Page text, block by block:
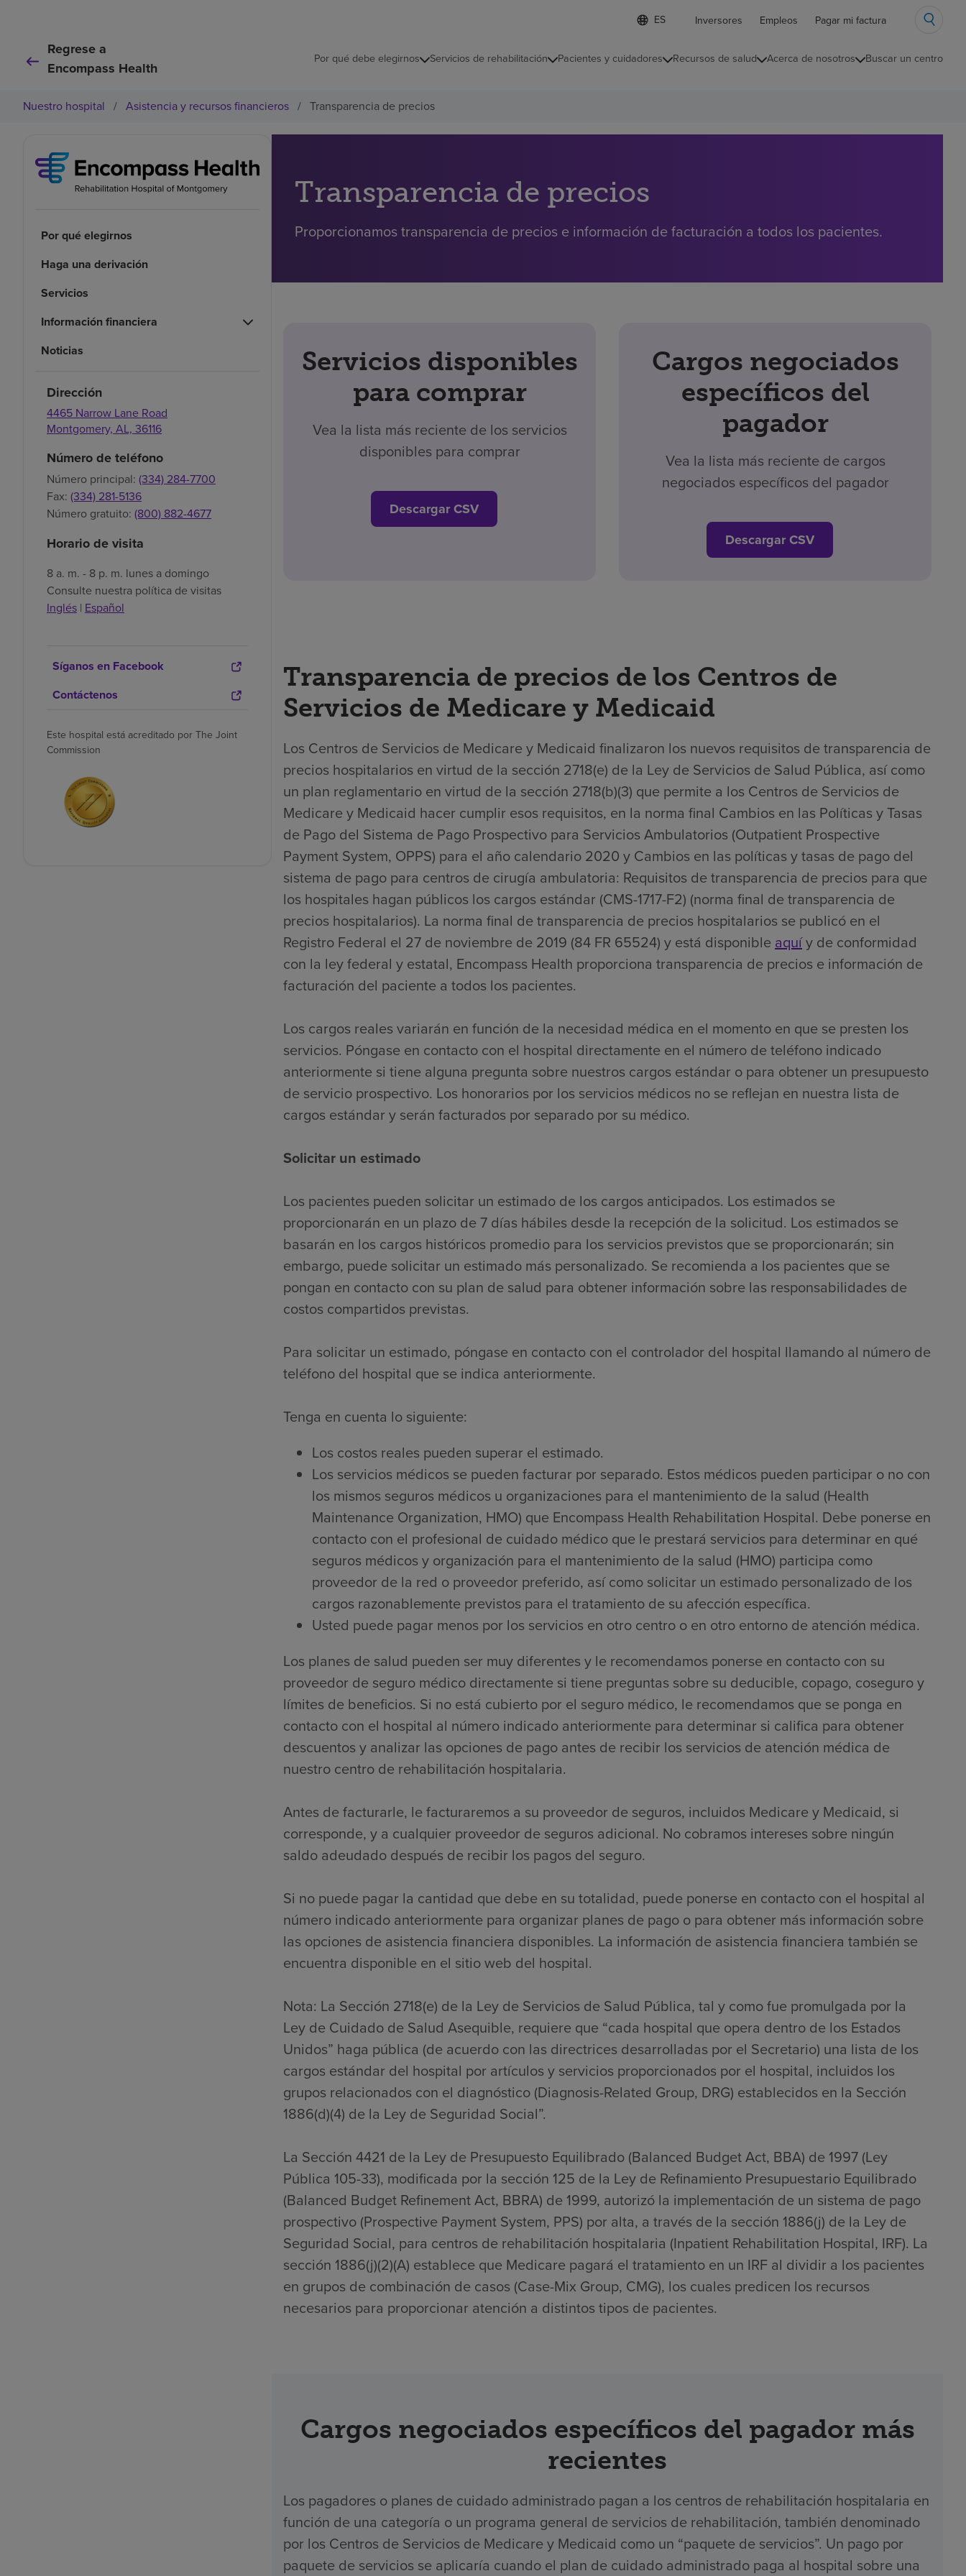
Lista
de
contraída
d
o
e
o
n
d
Inversores Empleos Pagar mi factura
Regrese a
Encompass Health
Por qué debe elegirnos Servicios de rehabilitación Pacientes y cuidadores Recursos de salud Acerca de nosotros Buscar un centro
Nuestro hospital / Asistencia y recursos financieros / Transparencia de precios
Por qué elegirnos
Haga una derivación
Servicios
Información financiera
Noticias
Dirección
4465 Narrow Lane Road
Montgomery, AL, 36116
Número de teléfono
Número principal: (334) 284-7700
Fax: (334) 281-5136
Número gratuito: (800) 882-4677
Horario de visita
8 a. m. - 8 p. m. lunes a domingo
Consulte nuestra política de visitas
Inglés | Español
Síganos en Facebook
Contáctenos
Este hospital está acreditado por The Joint
Commission
Transparencia de precios
Proporcionamos transparencia de precios e información de facturación a todos los pacientes.
Servicios disponibles
para comprar
Vea la lista más reciente de los servicios
disponibles para comprar
Descargar CSV
Cargos negociados
específicos del
pagador
Vea la lista más reciente de cargos
negociados específicos del pagador
Descargar CSV
Transparencia de precios de los Centros de
Servicios de Medicare y Medicaid
Los Centros de Servicios de Medicare y Medicaid finalizaron los nuevos requisitos de transparencia de
precios hospitalarios en virtud de la sección 2718(e) de la Ley de Servicios de Salud Pública, así como
un plan reglamentario en virtud de la sección 2718(b)(3) que permite a los Centros de Servicios de
Medicare y Medicaid hacer cumplir esos requisitos, en la norma final Cambios en las Políticas y Tasas
de Pago del Sistema de Pago Prospectivo para Servicios Ambulatorios (Outpatient Prospective
Payment System, OPPS) para el año calendario 2020 y Cambios en las políticas y tasas de pago del
sistema de pago para centros de cirugía ambulatoria: Requisitos de transparencia de precios para que
los hospitales hagan públicos los cargos estándar (CMS-1717-F2) (norma final de transparencia de
precios hospitalarios). La norma final de transparencia de precios hospitalarios se publicó en el
Registro Federal el 27 de noviembre de 2019 (84 FR 65524) y está disponibleaquíy de conformidad
con la ley federal y estatal, Encompass Health proporciona transparencia de precios e información de
facturación del paciente a todos los pacientes.
Los cargos reales variarán en función de la necesidad médica en el momento en que se presten los
servicios. Póngase en contacto con el hospital directamente en el número de teléfono indicado
anteriormente si tiene alguna pregunta sobre nuestros cargos estándar o para obtener un presupuesto
de servicio prospectivo. Los honorarios por los servicios médicos no se reflejan en nuestra lista de
cargos estándar y serán facturados por separado por su médico.
Solicitar un estimado
Los pacientes pueden solicitar un estimado de los cargos anticipados. Los estimados se
proporcionarán en un plazo de 7 días hábiles desde la recepción de la solicitud. Los estimados se
basarán en los cargos históricos promedio para los servicios previstos que se proporcionarán; sin
embargo, puede solicitar un estimado más personalizado. Se recomienda a los pacientes que se
pongan en contacto con su plan de salud para obtener información sobre las responsabilidades de
costos compartidos previstas.
Para solicitar un estimado, póngase en contacto con el controlador del hospital llamando al número de
teléfono del hospital que se indica anteriormente.
Tenga en cuenta lo siguiente:
Los costos reales pueden superar el estimado.
Los servicios médicos se pueden facturar por separado. Estos médicos pueden participar o no con
los mismos seguros médicos u organizaciones para el mantenimiento de la salud (Health
Maintenance Organization, HMO) que Encompass Health Rehabilitation Hospital. Debe ponerse en
contacto con el profesional de cuidado médico que le prestará servicios para determinar en qué
seguros médicos y organización para el mantenimiento de la salud (HMO) participa como
proveedor de la red o proveedor preferido, así como solicitar un estimado personalizado de los
cargos razonablemente previstos para el tratamiento de su afección específica.
Usted puede pagar menos por los servicios en otro centro o en otro entorno de atención médica.
Los planes de salud pueden ser muy diferentes y le recomendamos ponerse en contacto con su
proveedor de seguro médico directamente si tiene preguntas sobre su deducible, copago, coseguro y
límites de beneficios. Si no está cubierto por el seguro médico, le recomendamos que se ponga en
contacto con el hospital al número indicado anteriormente para determinar si califica para obtener
descuentos y analizar las opciones de pago antes de recibir los servicios de atención médica de
nuestro centro de rehabilitación hospitalaria.
Antes de facturarle, le facturaremos a su proveedor de seguros, incluidos Medicare y Medicaid, si
corresponde, y a cualquier proveedor de seguros adicional. No cobramos intereses sobre ningún
saldo adeudado después de recibir los pagos del seguro.
Si no puede pagar la cantidad que debe en su totalidad, puede ponerse en contacto con el hospital al
número indicado anteriormente para organizar planes de pago o para obtener más información sobre
las opciones de asistencia financiera disponibles. La información de asistencia financiera también se
encuentra disponible en el sitio web del hospital.
Nota: La Sección 2718(e) de la Ley de Servicios de Salud Pública, tal y como fue promulgada por la
Ley de Cuidado de Salud Asequible, requiere que “cada hospital que opera dentro de los Estados
Unidos” haga pública (de acuerdo con las directrices desarrolladas por el Secretario) una lista de los
cargos estándar del hospital por artículos y servicios proporcionados por el hospital, incluidos los
grupos relacionados con el diagnóstico (Diagnosis-Related Group, DRG) establecidos en la Sección
1886(d)(4) de la Ley de Seguridad Social”.
La Sección 4421 de la Ley de Presupuesto Equilibrado (Balanced Budget Act, BBA) de 1997 (Ley
Pública 105-33), modificada por la sección 125 de la Ley de Refinamiento Presupuestario Equilibrado
(Balanced Budget Refinement Act, BBRA) de 1999, autorizó la implementación de un sistema de pago
prospectivo (Prospective Payment System, PPS) por alta, a través de la sección 1886(j) de la Ley de
Seguridad Social, para centros de rehabilitación hospitalaria (Inpatient Rehabilitation Hospital, IRF). La
sección 1886(j)(2)(A) establece que Medicare pagará el tratamiento en un IRF al dividir a los pacientes
en grupos de combinación de casos (Case-Mix Group, CMG), los cuales predicen los recursos
necesarios para proporcionar atención a distintos tipos de pacientes.
Cargos negociados específicos del pagador más
recientes
Los pagadores o planes de cuidado administrado pagan a los centros de rehabilitación hospitalaria en
función de una categoría o un programa general de servicios de rehabilitación, también denominado
por los Centros de Servicios de Medicare y Medicaid como un “paquete de servicios”. Un pago por
paquete de servicios se aplicaría cuando el plan de cuidado administrado paga al hospital sobre una